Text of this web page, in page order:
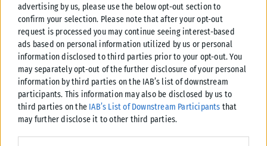
advertising by us, please use the below opt-out section to
confirm your selection. Please note that after your opt-out
request is processed you may continue seeing interest-based
ads based on personal information utilized by us or personal
information disclosed to third parties prior to your opt-out. You
may separately opt-out of the further disclosure of your personal
information by third parties on the IAB’s list of downstream
participants. This information may also be disclosed by us to
third parties on the IAB’s List of Downstream Participants that
may further disclose it to other third parties.
Please note that this website/app uses one or more Google
ΔΙΕΘΝΉ
Τραμ συγκρούστηκαν στη Γερμανία: Πάνω από 25 τραυματίες,
οι 3 σοβαρά
Συναγερμός έχει σημάνει στη Γερμανία μετά από σοβαρό τροχαίο που
σημειώθηκε στο Γκελζενκίρχεν, όταν δύο τραμ συγκρούστηκαν
μετωπικά με αποτέλεσμα...